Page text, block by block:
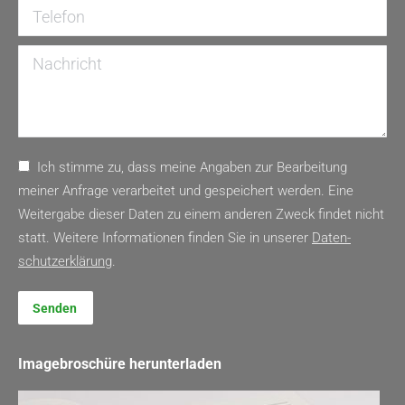
Telefon
Nachricht
Ich stimme zu, dass meine Angaben zur Bearbeitung
meiner Anfrage verarbeitet und gespeichert werden. Eine
Weitergabe dieser Daten zu einem anderen Zweck findet nicht
statt. Weitere Informationen finden Sie in unserer Daten­
schutz­erklärung.
Senden
Imagebroschüre herunterladen